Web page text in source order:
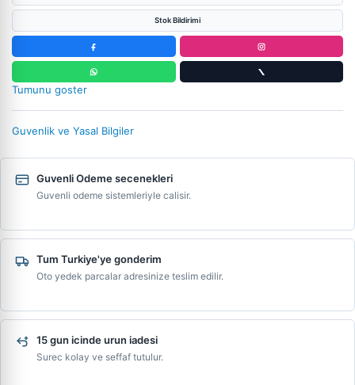
Stok Bildirimi
Tumunu goster
Guvenlik ve Yasal Bilgiler
Guvenli Odeme secenekleri
Guvenli odeme sistemleriyle calisir.
Tum Turkiye'ye gonderim
Oto yedek parcalar adresinize teslim edilir.
15 gun icinde urun iadesi
Surec kolay ve seffaf tutulur.